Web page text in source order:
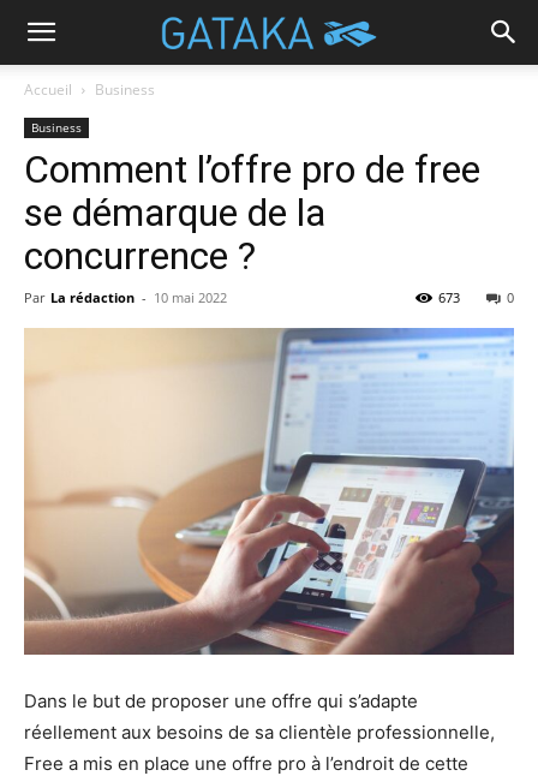
Accueil Business
Business
Comment l’offre pro de free
se démarque de la
concurrence ?
Par La rédaction - 10 mai 2022 0
673
Dans le but de proposer une offre qui s’adapte
réellement aux besoins de sa clientèle professionnelle,
Free a mis en place une offre pro à l’endroit de cette